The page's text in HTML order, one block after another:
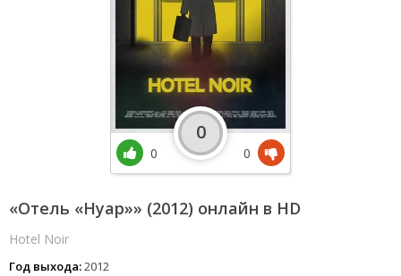
«Отель «Нуар»» (2012) онлайн в HD
Hotel Noir
Год выхода:2012
0
0
0